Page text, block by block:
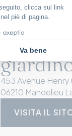
LE NOSTRE BUONE
Il
453 Avenue Henry
06210 Mandelieu
VISITA IL